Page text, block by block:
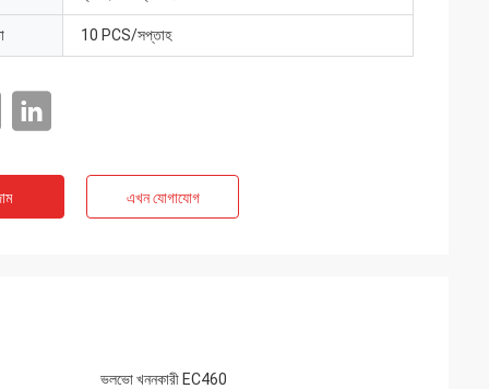
10 PCS/সপ্তাহ
এখন যোগাযোগ
ভলভো খননকারী EC460